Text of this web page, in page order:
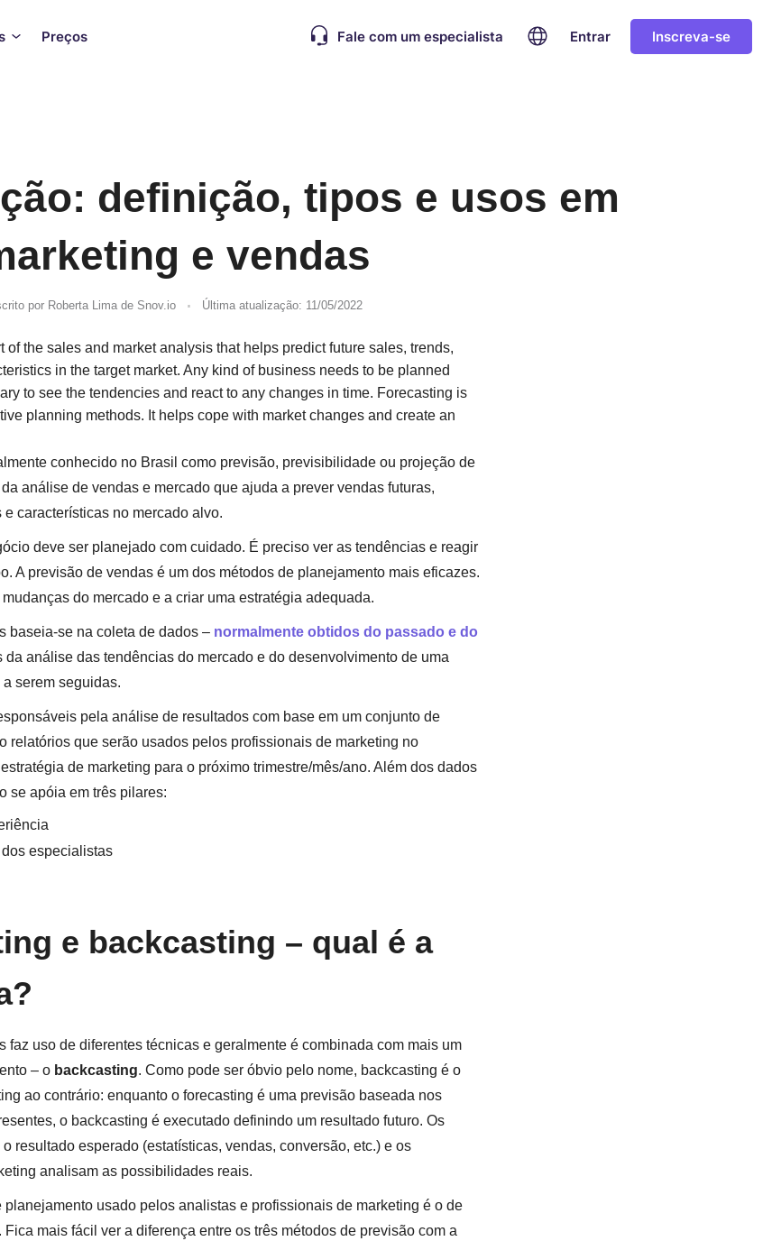
Preços Fale com um especialista Entrar Inscreva-se
definição, tipos e usos em
e vendas
por Roberta Lima de Snov.io . Última atualização: 11/05/2022
of the sales and market analysis that helps predict future sales, trends,
in the target market.Any kind of business needs to be planned
to see the tendencies and react to any changes in time. Forecasting is
planning methods. It helps cope with market changes and create an
conhecido no Brasil como previsão, previsibilidade ou projeção de
análise de vendas e mercado que ajuda a prever vendas futuras,
características no mercado alvo.
deve ser planejado com cuidado. É preciso ver as tendências e reagir
A previsão de vendas é um dos métodos de planejamento mais eficazes.
do mercado e a criar uma estratégia adequada.
baseia-se na coleta de dados – normalmente obtidos do passado e do
da análise das tendências do mercado e do desenvolvimento de uma
serem seguidas.
​​pela análise de resultados com base em um conjunto de
relatórios que serão usados ​​pelos profissionais de marketing no
de marketing para o próximo trimestre/mês/ano. Além dos dados
se apóia em três pilares:
especialistas
e backcasting – qual é a
faz uso de diferentes técnicas e geralmente é combinada com mais um
– o backcasting. Como pode ser óbvio pelo nome, backcasting é o
ao contrário: enquanto o forecasting é uma previsão baseada nos
o backcasting é executado definindo um resultado futuro. Os
resultado esperado (estatísticas, vendas, conversão, etc.) e os
analisam as possibilidades reais.
planejamento usado pelos analistas e profissionais de marketing é o de
. Fica mais fácil ver a diferença entre os três métodos de previsão com a